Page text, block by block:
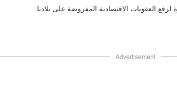
Advertisement